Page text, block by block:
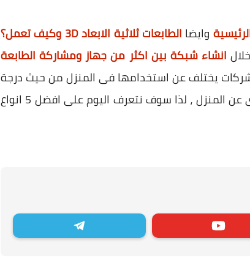
وايضا الطابعات ثلاثية الابعاد 3D وكيف تعمل؟
انشاء شبكة بين اكثر من جهاز ومشاركة الطابعة
يختلف عن استخدامها فى المنزل من حيث درجة
الاستخدام وكثرته وكثافة العمل على الطابعة فى هذه المؤسسات الكبرى عن المنزل ، لذا سوف نتعرف اليوم على افضل 5 انواع